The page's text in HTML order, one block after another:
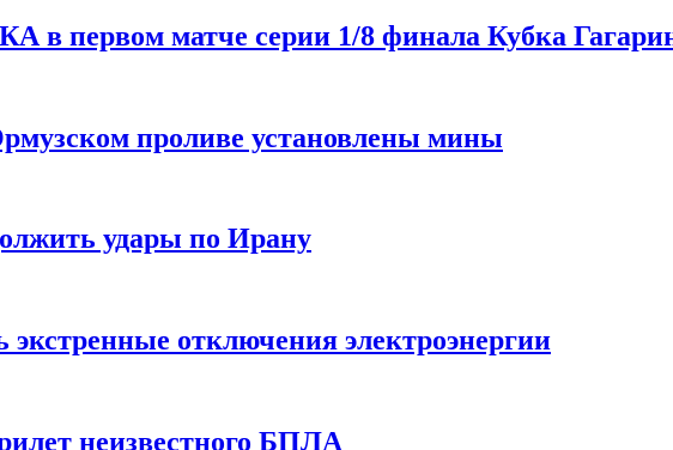
в первом матче серии 1/8 финала Кубка
проливе установлены мины
удары по Ирану
отключения электроэнергии
неизвестного БПЛА